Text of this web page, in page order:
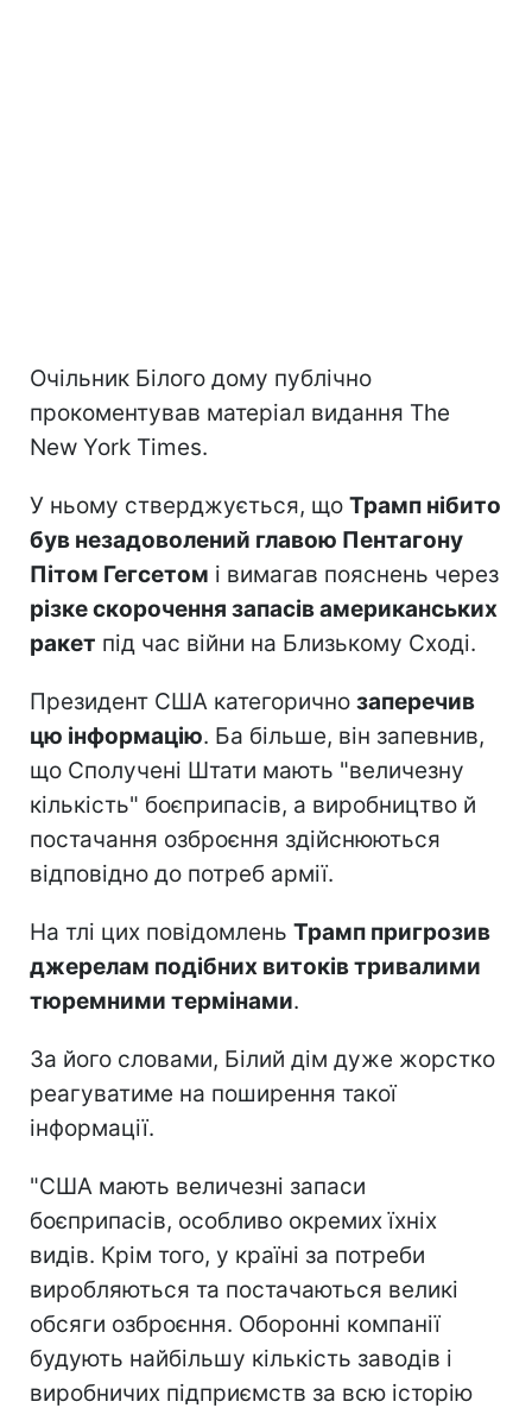
Очільник Білого дому публічно
прокоментував матеріал видання The
New York Times.
У ньому стверджується, що Трамп нібито
був незадоволений главою Пентагону
Пітом Гегсетом і вимагав пояснень через
різке скорочення запасів американських
ракет під час війни на Близькому Сході.
Президент США категорично заперечив
цю інформацію. Ба більше, він запевнив,
що Сполучені Штати мають "величезну
кількість" боєприпасів, а виробництво й
постачання озброєння здійснюються
відповідно до потреб армії.
На тлі цих повідомлень Трамп пригрозив
джерелам подібних витоків тривалими
тюремними термінами.
За його словами, Білий дім дуже жорстко
реагуватиме на поширення такої
інформації.
"США мають величезні запаси
боєприпасів, особливо окремих їхніх
видів. Крім того, у країні за потреби
виробляються та постачаються великі
обсяги озброєння. Оборонні компанії
будують найбільшу кількість заводів і
виробничих підприємств за всю історію